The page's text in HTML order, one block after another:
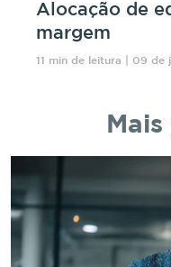
Alocação de
margem
11 min de leitura | 09 de